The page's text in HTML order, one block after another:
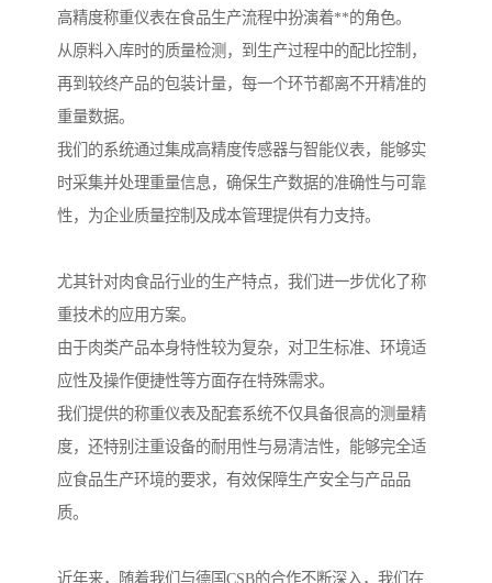
高精度称重仪表在食品生产流程中扮演着**的角色。
从原料入库时的质量检测，到生产过程中的配比控制，
再到较终产品的包装计量，每一个环节都离不开精准的
重量数据。
我们的系统通过集成高精度传感器与智能仪表，能够实
时采集并处理重量信息，确保生产数据的准确性与可靠
性，为企业质量控制及成本管理提供有力支持。
尤其针对肉食品行业的生产特点，我们进一步优化了称
重技术的应用方案。
由于肉类产品本身特性较为复杂，对卫生标准、环境适
应性及操作便捷性等方面存在特殊需求。
我们提供的称重仪表及配套系统不仅具备很高的测量精
度，还特别注重设备的耐用性与易清洁性，能够完全适
应食品生产环境的要求，有效保障生产安全与产品品
质。
近年来，随着我们与德国CSB的合作不断深入，我们在